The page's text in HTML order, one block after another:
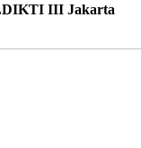
III Jakarta